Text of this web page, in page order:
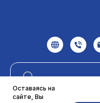
Оставаясь на
сайте, Вы